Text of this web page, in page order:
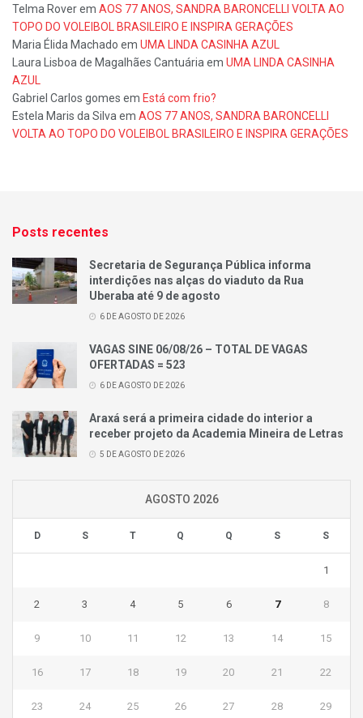
Telma Roverem AOS 77 ANOS, SANDRA BARONCELLI VOLTA AO
TOPO DO VOLEIBOL BRASILEIRO E INSPIRA GERAÇÕES
Maria Élida Machado em UMA LINDA CASINHA AZUL
Laura Lisboa de Magalhães Cantuária em UMA LINDA CASINHA
AZUL
Gabriel Carlos gomes em Está com frio?
Estela Maris da Silva em AOS 77 ANOS, SANDRA BARONCELLI
VOLTA AO TOPO DO VOLEIBOL BRASILEIRO E INSPIRA GERAÇÕES
Posts recentes
Secretaria de Segurança Pública informa
interdições nas alças do viaduto da Rua
Uberaba até 9 de agosto
6 DE AGOSTO DE 2026
VAGAS SINE 06/08/26 – TOTAL DE VAGAS
OFERTADAS = 523
6 DE AGOSTO DE 2026
Araxá será a primeira cidade do interior a
receber projeto da Academia Mineira de Letras
5 DE AGOSTO DE 2026
AGOSTO 2026
D S T Q Q S S
1
2 3 4 5 6 7 8
9 10 11 12 13 14 15
16 17 18 19 20 21 22
23 24 25 26 27 28 29